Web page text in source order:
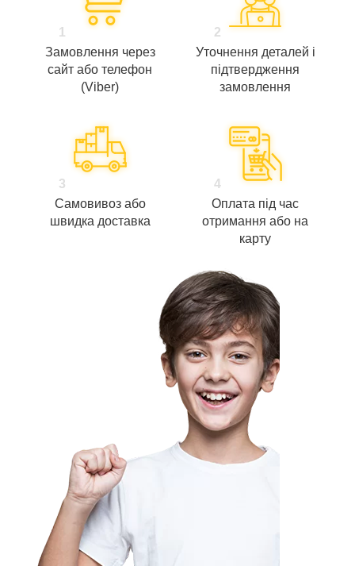
1
Замовлення через
сайт або телефон
(Viber)
2
Уточнення деталей і
підтвердження
замовлення
3
Самовивоз або
швидка доставка
4
Оплата під час
отримання або на
карту